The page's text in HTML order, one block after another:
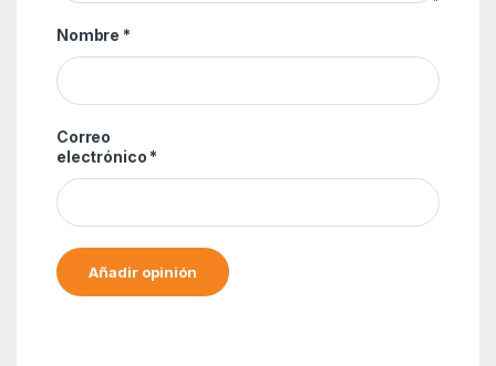
Nombre *
Correo
electrónico *